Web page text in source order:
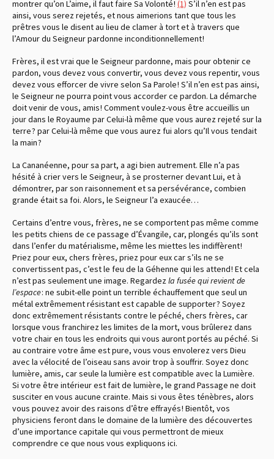
montrer qu’on L’aime, il faut faire Sa Volonté ! (1) S’il n’en est pas
ainsi, vous serez rejetés, et nous aimerions tant que tous les
prêtres vous le disent au lieu de clamer à tort et à travers que
l’Amour du Seigneur pardonne inconditionnellement !
Frères, il est vrai que le Seigneur pardonne, mais pour obtenir ce
pardon, vous devez vous convertir, vous devez vous repentir, vous
devez vous efforcer de vivre selon Sa Parole ! S’il n’en est pas ainsi,
le Seigneur ne pourra point vous accorder ce pardon. La démarche
doit venir de vous, amis ! Comment voulez-vous être accueillis un
jour dans le Royaume par Celui-là même que vous aurez rejeté sur la
terre ? par Celui-là même que vous aurez fui alors qu’Il vous tendait
la main ?
La Cananéenne, pour sa part, a agi bien autrement. Elle n’a pas
hésité à crier vers le Seigneur, à se prosterner devant Lui, et à
démontrer, par son raisonnement et sa persévérance, combien
grande était sa foi. Alors, le Seigneur l’a exaucée…
Certains d’entre vous, frères, ne se comportent pas même comme
les petits chiens de ce passage d’Évangile, car, plongés qu’ils sont
dans l’enfer du matérialisme, même les miettes les indiffèrent !
Priez pour eux, chers frères, priez pour eux car s’ils ne se
convertissent pas, c’est le feu de la Géhenne qui les attend ! Et cela
n’est pas seulement une image. Regardezla fusée qui revient de
l’espace: ne subit-elle point un terrible échauffement que seul un
métal extrêmement résistant est capable de supporter ? Soyez
donc extrêmement résistants contre le péché, chers frères, car
lorsque vous franchirez les limites de la mort, vous brûlerez dans
votre chair en tous les endroits qui vous auront portés au péché. Si
au contraire votre âme est pure, vous vous envolerez vers Dieu
avec la vélocité de l’oiseau sans avoir trop à souffrir. Soyez donc
lumière, amis, car seule la lumière est compatible avec la Lumière.
Si votre être intérieur est fait de lumière, le grand Passage ne doit
susciter en vous aucune crainte. Mais si vous êtes ténèbres, alors
vous pouvez avoir des raisons d’être effrayés ! Bientôt, vos
physiciens feront dans le domaine de la lumière des découvertes
d’une importance capitale qui vous permettront de mieux
comprendre ce que nous vous expliquons ici.